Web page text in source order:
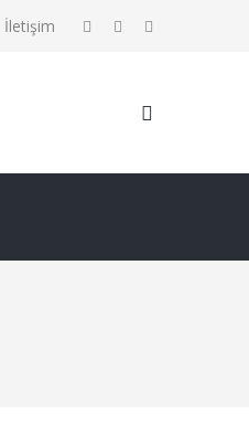
İletişim